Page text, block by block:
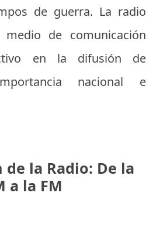
de guerra. La radio
de comunicación
en la difusión de
nacional e
de la Radio: De la
a la FM